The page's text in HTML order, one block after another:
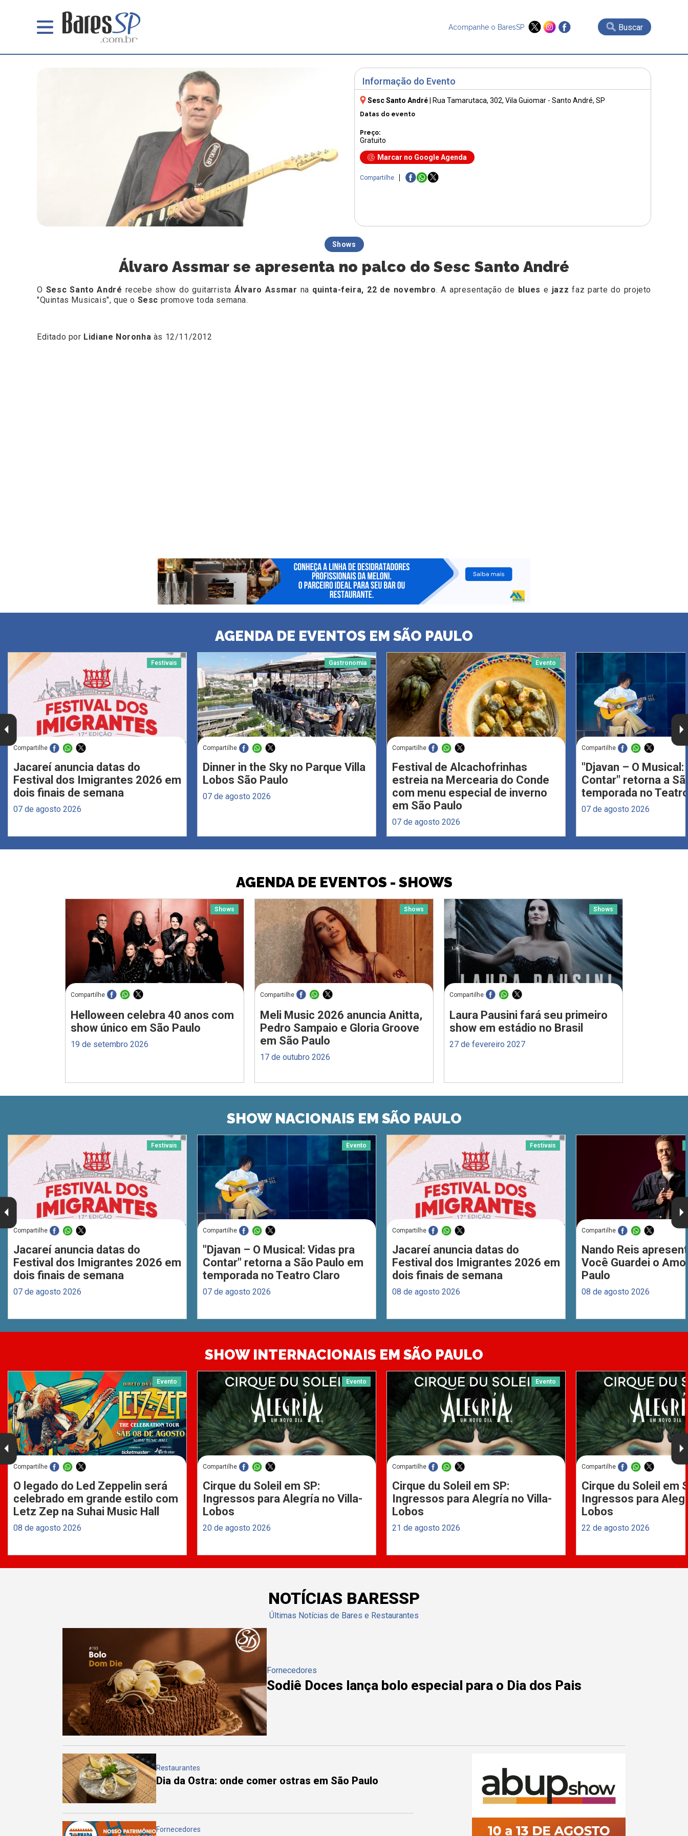
Acompanhe o BaresSP Buscar
Informação do Evento
Sesc Santo André Rua Tamarutaca, 302, Vila Guiomar - Santo André, SP
Datas do evento
Preço:
Gratuito
Marcar no Google Agenda
Compartilhe
Shows
Álvaro Assmar se apresenta no palco do Sesc Santo André
O Sesc Santo André recebe show do guitarristaÁlvaro Assmar na quinta-feira, 22 de novembro. A apresentação de blues e jazzfaz parte do projeto
"Quintas Musicais", que o Sesc promove toda semana.
Editado por Lidiane Noronha às 12/11/2012
AGENDA DE EVENTOS EM SÃO PAULO
Festivais
Compartilhe
Jacareí anuncia datas do
Festival dos Imigrantes 2026 em
dois finais de semana
07 de agosto 2026
Gastronomia
Compartilhe
Dinner in the Sky no Parque Villa
Lobos São Paulo
07 de agosto 2026
Evento
Compartilhe
Festival de Alcachofrinhas
estreia na Mercearia do Conde
com menu especial de inverno
em São Paulo
07 de agosto 2026
Compartilhe
"Djavan – O Musical:
Contar" retorna a
temporada no
07 de agosto 2026
AGENDA DE EVENTOS - SHOWS
Shows
Compartilhe
Helloween celebra 40 anos com
show único em São Paulo
19 de setembro 2026
Shows
Compartilhe
Meli Music 2026 anuncia Anitta,
Pedro Sampaio e Gloria Groove
em São Paulo
17 de outubro 2026
Shows
Compartilhe
Laura Pausini fará seu primeiro
show em estádio no Brasil
27 de fevereiro 2027
SHOW NACIONAIS EM SÃO PAULO
Festivais
Compartilhe
Jacareí anuncia datas do
Festival dos Imigrantes 2026 em
dois finais de semana
07 de agosto 2026
Evento
Compartilhe
"Djavan – O Musical: Vidas pra
Contar" retorna a São Paulo em
temporada no Teatro Claro
07 de agosto 2026
Festivais
Compartilhe
Jacareí anuncia datas do
Festival dos Imigrantes 2026 em
dois finais de semana
08 de agosto 2026
Compartilhe
Nando Reis
Você Guardei o
Paulo
08 de agosto 2026
SHOW INTERNACIONAIS EM SÃO PAULO
Evento
Compartilhe
O legado do Led Zeppelin será
celebrado em grande estilo com
Letz Zep na Suhai Music Hall
08 de agosto 2026
Evento
Compartilhe
Cirque du Soleil em SP:
Ingressos para Alegría no Villa-
Lobos
20 de agosto 2026
Evento
Compartilhe
Cirque du Soleil em SP:
Ingressos para Alegría no Villa-
Lobos
21 de agosto 2026
Compartilhe
Cirque du Soleil em
Ingressos para
Lobos
22 de agosto 2026
NOTÍCIAS BARESSP
Últimas Notícias de Bares e Restaurantes
Fornecedores
Sodiê Doces lança bolo especial para o Dia dos Pais
Restaurantes
Dia da Ostra: onde comer ostras em São Paulo
Fornecedores